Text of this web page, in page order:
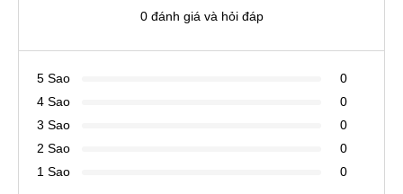
0 đánh giá và hỏi đáp
5 Sao
0
4 Sao
0
3 Sao
0
2 Sao
0
1 Sao
0